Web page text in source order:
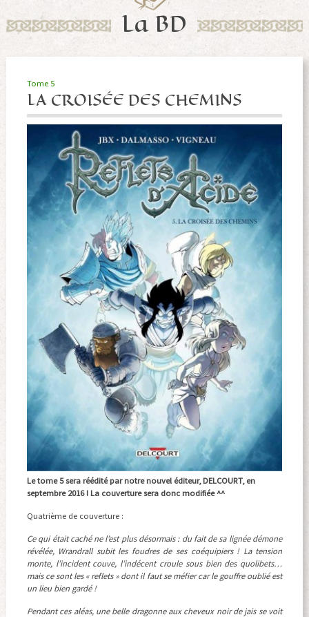
La BD
Tome 5
LA CROISÉE DES CHEMINS
Le tome 5 sera réédité par notre nouvel éditeur, DELCOURT, en
septembre 2016 ! La couverture sera donc modifiée ^^
Quatrième de couverture :
Ce qui était caché ne l’est plus désormais : du fait de sa lignée démone
révélée, Wrandrall subit les foudres de ses coéquipiers ! La tension
monte, l’incident couve, l’indécent croule sous bien des quolibets…
mais ce sont les « reflets » dont il faut se méfier car le gouffre oublié est
un lieu bien gardé !
Pendant ces aléas, une belle dragonne aux cheveux noir de jais se voit